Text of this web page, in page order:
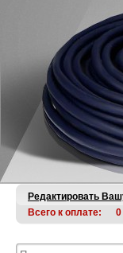
Редактировать
Всего к оплате:
0